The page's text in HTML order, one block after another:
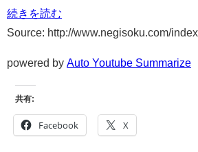
続きを読む
Source: http://www.negisoku.com/
powered by Auto Youtube Summarize
共有:
Facebook X